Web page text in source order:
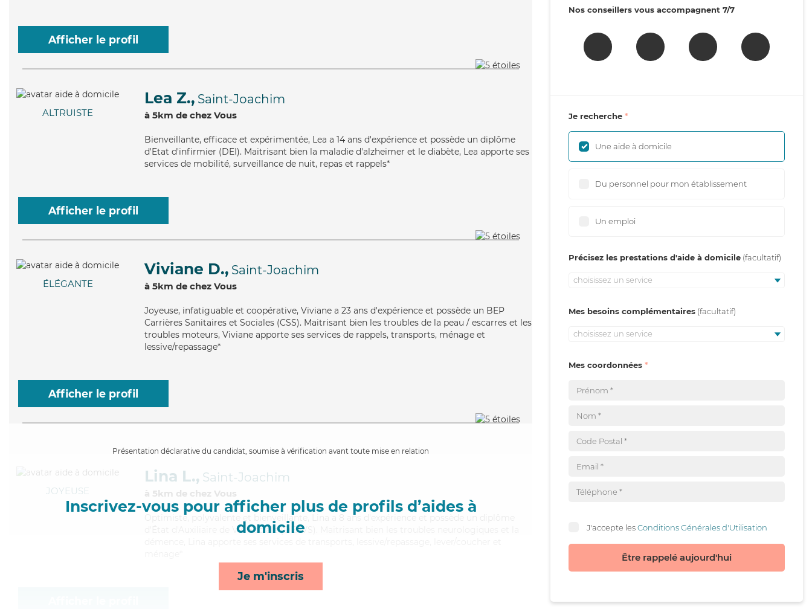
Afficher le profil
ALTRUISTE
Lea Z., Saint-Joachim
à 5km de chez Vous
Bienveillante, efficace et expérimentée, Lea a 14 ans d'expérience et possède un diplôme
d'Etat d'infirmier (DEI). Maitrisant bien la maladie d'alzheimer et le diabète, Lea apporte ses
services de mobilité, surveillance de nuit, repas et rappels*
Afficher le profil
ÉLÉGANTE
Viviane D., Saint-Joachim
à 5km de chez Vous
Joyeuse, infatiguable et coopérative, Viviane a 23 ans d'expérience et possède un BEP
Carrières Sanitaires et Sociales (CSS). Maitrisant bien les troubles de la peau / escarres et les
troubles moteurs, Viviane apporte ses services de rappels, transports, ménage et
lessive/repassage*
Afficher le profil
Présentation déclarative du candidat, soumise à vérification avant toute mise en relation
Inscrivez-vous pour afficher plus de profils d’aides à
domicile
Je m'inscris
JOYEUSE
Lina L., Saint-Joachim
à 5km de chez Vous
Optimiste , polyvalente et bienveillante, Lina a 8 ans d'expérience et possède un diplôme
d'État d'Auxiliaire de Vie Sociale (DEAVS). Maitrisant bien les troubles neurologiques et la
Nos conseillers vous accompagnent 7/7
Je recherche
Une aide à domicile
Du personnel pour mon établissement
Un emploi
Précisez les prestations d'aide à domicile
choisissez un service
Mes besoins complémentaires
choisissez un service
Mes coordonnées
J'accepte lesConditions Générales d'Utilisation
Être rappelé aujourd'hui